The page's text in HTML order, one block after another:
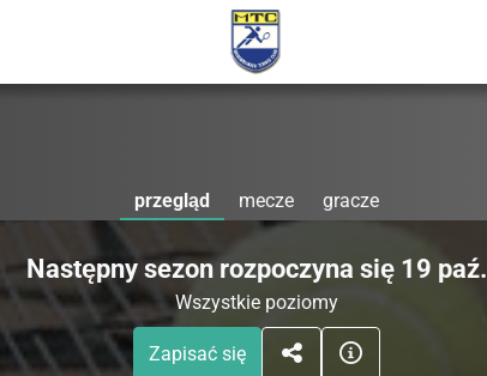
przegląd mecze gracze
Następny sezon rozpoczyna się 19 paź.
Wszystkie poziomy
Zapisać się